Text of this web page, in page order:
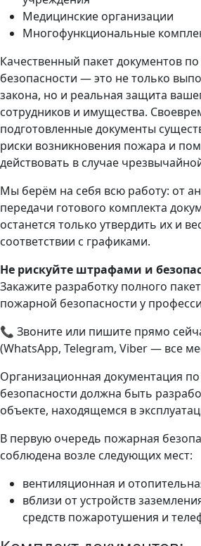
Медицинские организации
Многофункциональные
Качественный пакет документов
безопасности — это не только
закона, но и реальная защита
сотрудников и имущества.
подготовленные документы
риски возникновения пожара и
действовать в случае
Мы берём на себя всю работу: от
передачи готового комплекта
останется только утвердить их и
соответствии с графиками.
Не рискуйте штрафами и
Закажите разработку полного
пожарной безопасности у
📞 Звоните или пишите прямо
(WhatsApp, Telegram, Viber — все
Организационная документация
безопасности должна быть
объекте, находящемся в
В первую очередь пожарная
соблюдена возле следующих мест:
вентиляционная и
вблизи от устройств
средств пожаротушения и